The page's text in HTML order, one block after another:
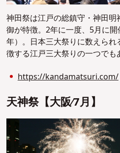
神田祭は江戸の総鎮守・神田
御が特徴。2年に一度、5月に
年）。日本三大祭りに数えら
徴する江戸三大祭りの一つでも
https://kandamatsuri.com/
天神祭【⼤阪∕7⽉】